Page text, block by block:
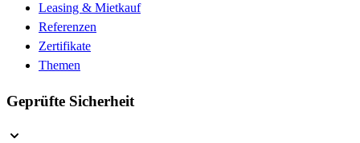
Leasing & Mietkauf
Referenzen
Zertifikate
Themen
Geprüfte Sicherheit